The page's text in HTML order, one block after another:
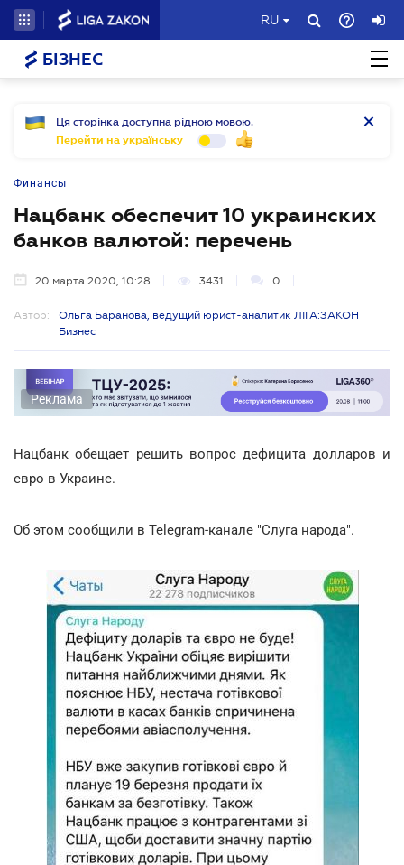
RU
БІЗНЕС
Ця сторінка доступна рідною мовою.
Перейти на українську
Финансы
Нацбанк обеспечит 10 украинских
банков валютой: перечень
20 марта 2020, 10:28 3431 0
Автор:
Ольга Баранова, ведущий юрист-аналитик ЛІГА:ЗАКОН
Бизнес
Реклама
Нацбанк обещает решить вопрос дефицита долларов и
евро в Украине.
Об этом сообщили в Telegram-канале "Слуга народа".